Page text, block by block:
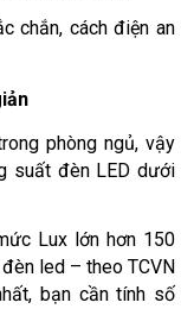
chắn, cách điện an
phòng ngủ, vậy
suất đèn LED dưới
Lux lớn hơn 150
led – theo TCVN
bạn cần tính số